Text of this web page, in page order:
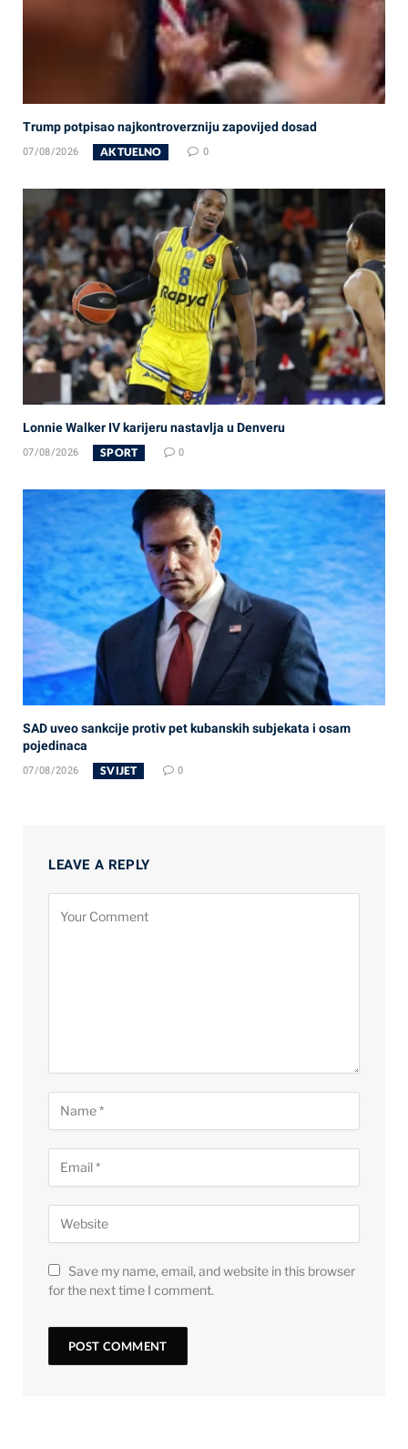
Trump potpisao najkontroverzniju zapovijed dosad
07/08/2026 AKTUELNO 0
Lonnie Walker IV karijeru nastavlja u Denveru
07/08/2026 SPORT 0
SAD uveo sankcije protiv pet kubanskih subjekata i osam
pojedinaca
07/08/2026 SVIJET 0
LEAVE A REPLY
Save my name, email, and website in this browser
for the next time I comment.